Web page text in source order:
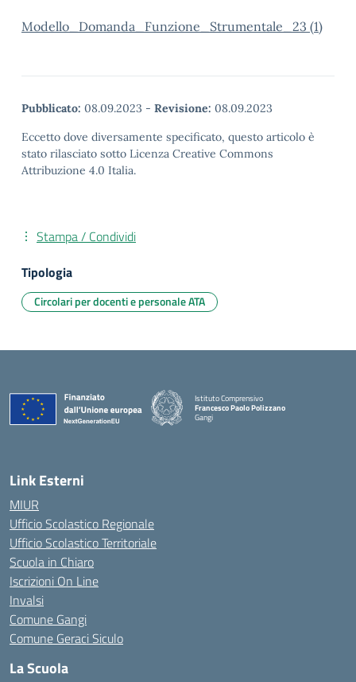
Modello_Domanda_Funzione_Strumentale_23 (1)
Pubblicato: 08.09.2023 - Revisione: 08.09.2023
Eccetto dove diversamente specificato, questo articolo è
stato rilasciato sotto Licenza Creative Commons
Attribuzione 4.0 Italia.
Stampa / Condividi
Tipologia
Circolari per docenti e personale ATA
Istituto Comprensivo
Francesco Paolo Polizzano
Gangi
— Visita la pagina iniziale della scuola
Link Esterni
MIUR
Ufficio Scolastico Regionale
Ufficio Scolastico Territoriale
Scuola in Chiaro
Iscrizioni On Line
Invalsi
Comune Gangi
Comune Geraci Siculo
La Scuola